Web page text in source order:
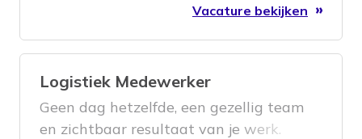
verbeterinitiatieven succesvol worden
doorgevoerd. Daarbij werk je nauw
binnen de organisatie en draag je actief
bij aan een toekomstbestendige
logistieke operatie.
Vacature bekijken
Logistiek Medewerker
Geen dag hetzelfde, een gezellig team
en zichtbaar resultaat van je werk.